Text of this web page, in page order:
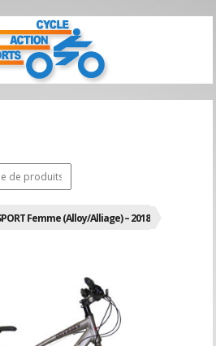
Femme (Alloy/Alliage) – 2018